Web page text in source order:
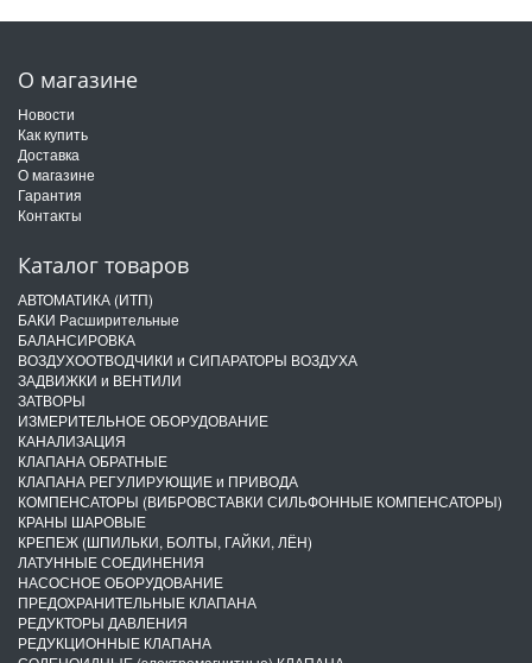
О магазине
Новости
Как купить
Доставка
О магазине
Гарантия
Контакты
Каталог товаров
АВТОМАТИКА (ИТП)
БАКИ Расширительные
БАЛАНСИРОВКА
ВОЗДУХООТВОДЧИКИ и СИПАРАТОРЫ ВОЗДУХА
ЗАДВИЖКИ и ВЕНТИЛИ
ЗАТВОРЫ
ИЗМЕРИТЕЛЬНОЕ ОБОРУДОВАНИЕ
КАНАЛИЗАЦИЯ
КЛАПАНА ОБРАТНЫЕ
КЛАПАНА РЕГУЛИРУЮЩИЕ и ПРИВОДА
КОМПЕНСАТОРЫ (ВИБРОВСТАВКИ СИЛЬФОННЫЕ КОМПЕНСАТОРЫ)
КРАНЫ ШАРОВЫЕ
КРЕПЕЖ (ШПИЛЬКИ, БОЛТЫ, ГАЙКИ, ЛЁН)
ЛАТУННЫЕ СОЕДИНЕНИЯ
НАСОСНОЕ ОБОРУДОВАНИЕ
ПРЕДОХРАНИТЕЛЬНЫЕ КЛАПАНА
РЕДУКТОРЫ ДАВЛЕНИЯ
РЕДУКЦИОННЫЕ КЛАПАНА